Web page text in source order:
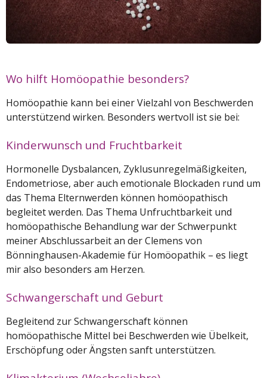
Wo hilft Homöopathie besonders?
Homöopathie kann bei einer Vielzahl von Beschwerden
unterstützend wirken. Besonders wertvoll ist sie bei:
Kinderwunsch und Fruchtbarkeit
Hormonelle Dysbalancen, Zyklusunregelmäßigkeiten,
Endometriose, aber auch emotionale Blockaden rund um
das Thema Elternwerden können homöopathisch
begleitet werden. Das Thema Unfruchtbarkeit und
homöopathische Behandlung war der Schwerpunkt
meiner Abschlussarbeit an der Clemens von
Bönninghausen-Akademie für Homöopathik – es liegt
mir also besonders am Herzen.
Schwangerschaft und Geburt
Begleitend zur Schwangerschaft können
homöopathische Mittel bei Beschwerden wie Übelkeit,
Erschöpfung oder Ängsten sanft unterstützen.